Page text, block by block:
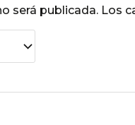
será publicada. Los